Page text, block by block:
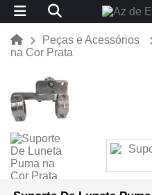
Peças e Acessórios
na Cor Prata